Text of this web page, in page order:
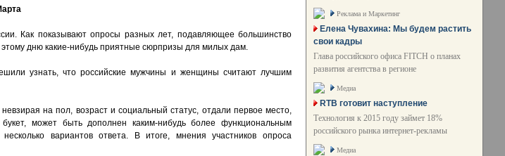
Как показывают опросы разных лет, подавляющее большинство
этому дню какие-нибудь приятные сюрпризы для милых дам.
узнать, что российские мужчины и женщины считают лучшим
на пол, возраст и социальный статус, отдали первое место,
может быть дополнен каким-нибудь более функциональным
вариантов ответа. В итоге, мнения участников опроса
Реклама и Маркетинг
Елена Чувахина: Мы будем растить
свои кадры
Глава российского офиса FITCH о планах
развития агентства в регионе
Медиа
RTB готовит наступление
Технология к 2015 году займет 18%
российского рынка интернет-рекламы
Медиа